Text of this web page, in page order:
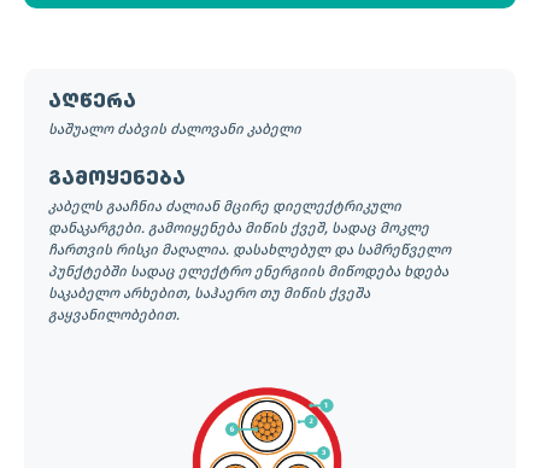
აღწერა
საშუალო ძაბვის ძალოვანი კაბელი
გამოყენება
კაბელს გააჩნია ძალიან მცირე დიელექტრიკული
დანაკარგები. გამოიყენება მიწის ქვეშ, სადაც მოკლე
ჩართვის რისკი მაღალია. დასახლებულ და სამრეწველო
პუნქტებში სადაც ელექტრო ენერგიის მიწოდება ხდება
საკაბელო არხებით, საჰაერო თუ მიწის ქვეშა
გაყვანილობებით.